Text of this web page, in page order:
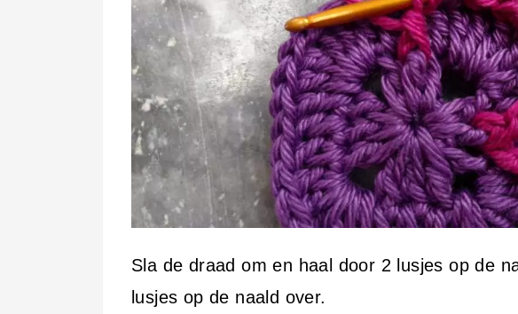
Sla de draad om en haal door 2 lusjes op de
lusjes op de naald over.